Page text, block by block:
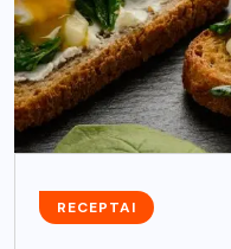
RECEPTAI